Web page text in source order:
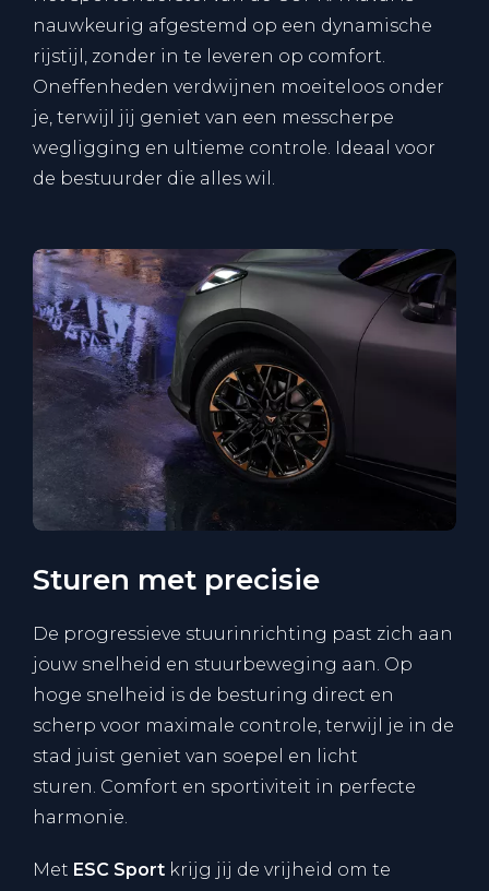
nauwkeurig afgestemd op een dynamische
rijstijl, zonder in te leveren op comfort.
Oneffenheden verdwijnen moeiteloos onder
je, terwijl jij geniet van een messcherpe
wegligging en ultieme controle. Ideaal voor
de bestuurder die alles wil.
Sturen met precisie
De progressieve stuurinrichting past zich aan
jouw snelheid en stuurbeweging aan. Op
hoge snelheid is de besturing direct en
scherp voor maximale controle, terwijl je in de
stad juist geniet van soepel en licht
sturen. Comfort en sportiviteit in perfecte
harmonie.
Met ESC Sport krijg jij de vrijheid om te